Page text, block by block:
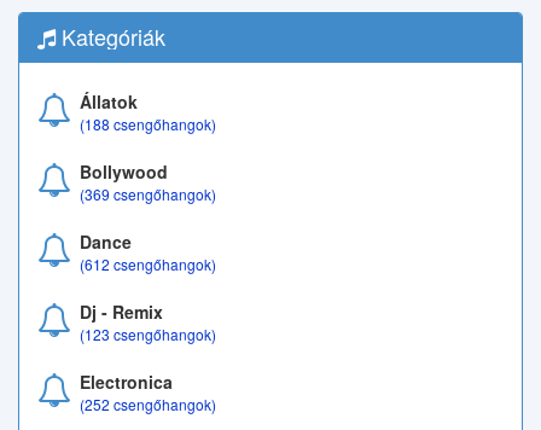
Kategóriák
Állatok
(188 csengőhangok)
Bollywood
(369 csengőhangok)
Dance
(612 csengőhangok)
Dj - Remix
(123 csengőhangok)
Electronica
(252 csengőhangok)